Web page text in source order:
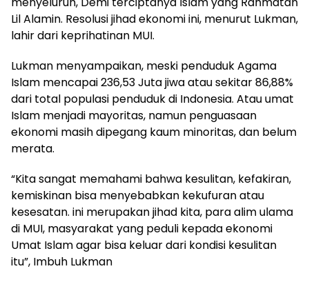
Lil Alamin. Resolusi jihad ekonomi ini, menurut Lukman,
lahir dari keprihatinan MUI.
Lukman menyampaikan, meski penduduk Agama
Islam mencapai 236,53 Juta jiwa atau sekitar 86,88%
dari total populasi penduduk di Indonesia. Atau umat
Islam menjadi mayoritas, namun penguasaan
ekonomi masih dipegang kaum minoritas, dan belum
merata.
“Kita sangat memahami bahwa kesulitan, kefakiran,
kemiskinan bisa menyebabkan kekufuran atau
kesesatan. ini merupakan jihad kita, para alim ulama
di MUI, masyarakat yang peduli kepada ekonomi
Umat Islam agar bisa keluar dari kondisi kesulitan
itu”, Imbuh Lukman